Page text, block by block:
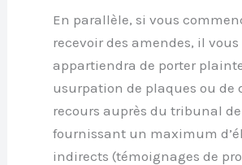
En parallèle, si vous
recevoir des amendes, il vous
appartiendra de porter
usurpation de plaques ou de
recours auprès du tribunal
fournissant un maximum
indirects (témoignages de